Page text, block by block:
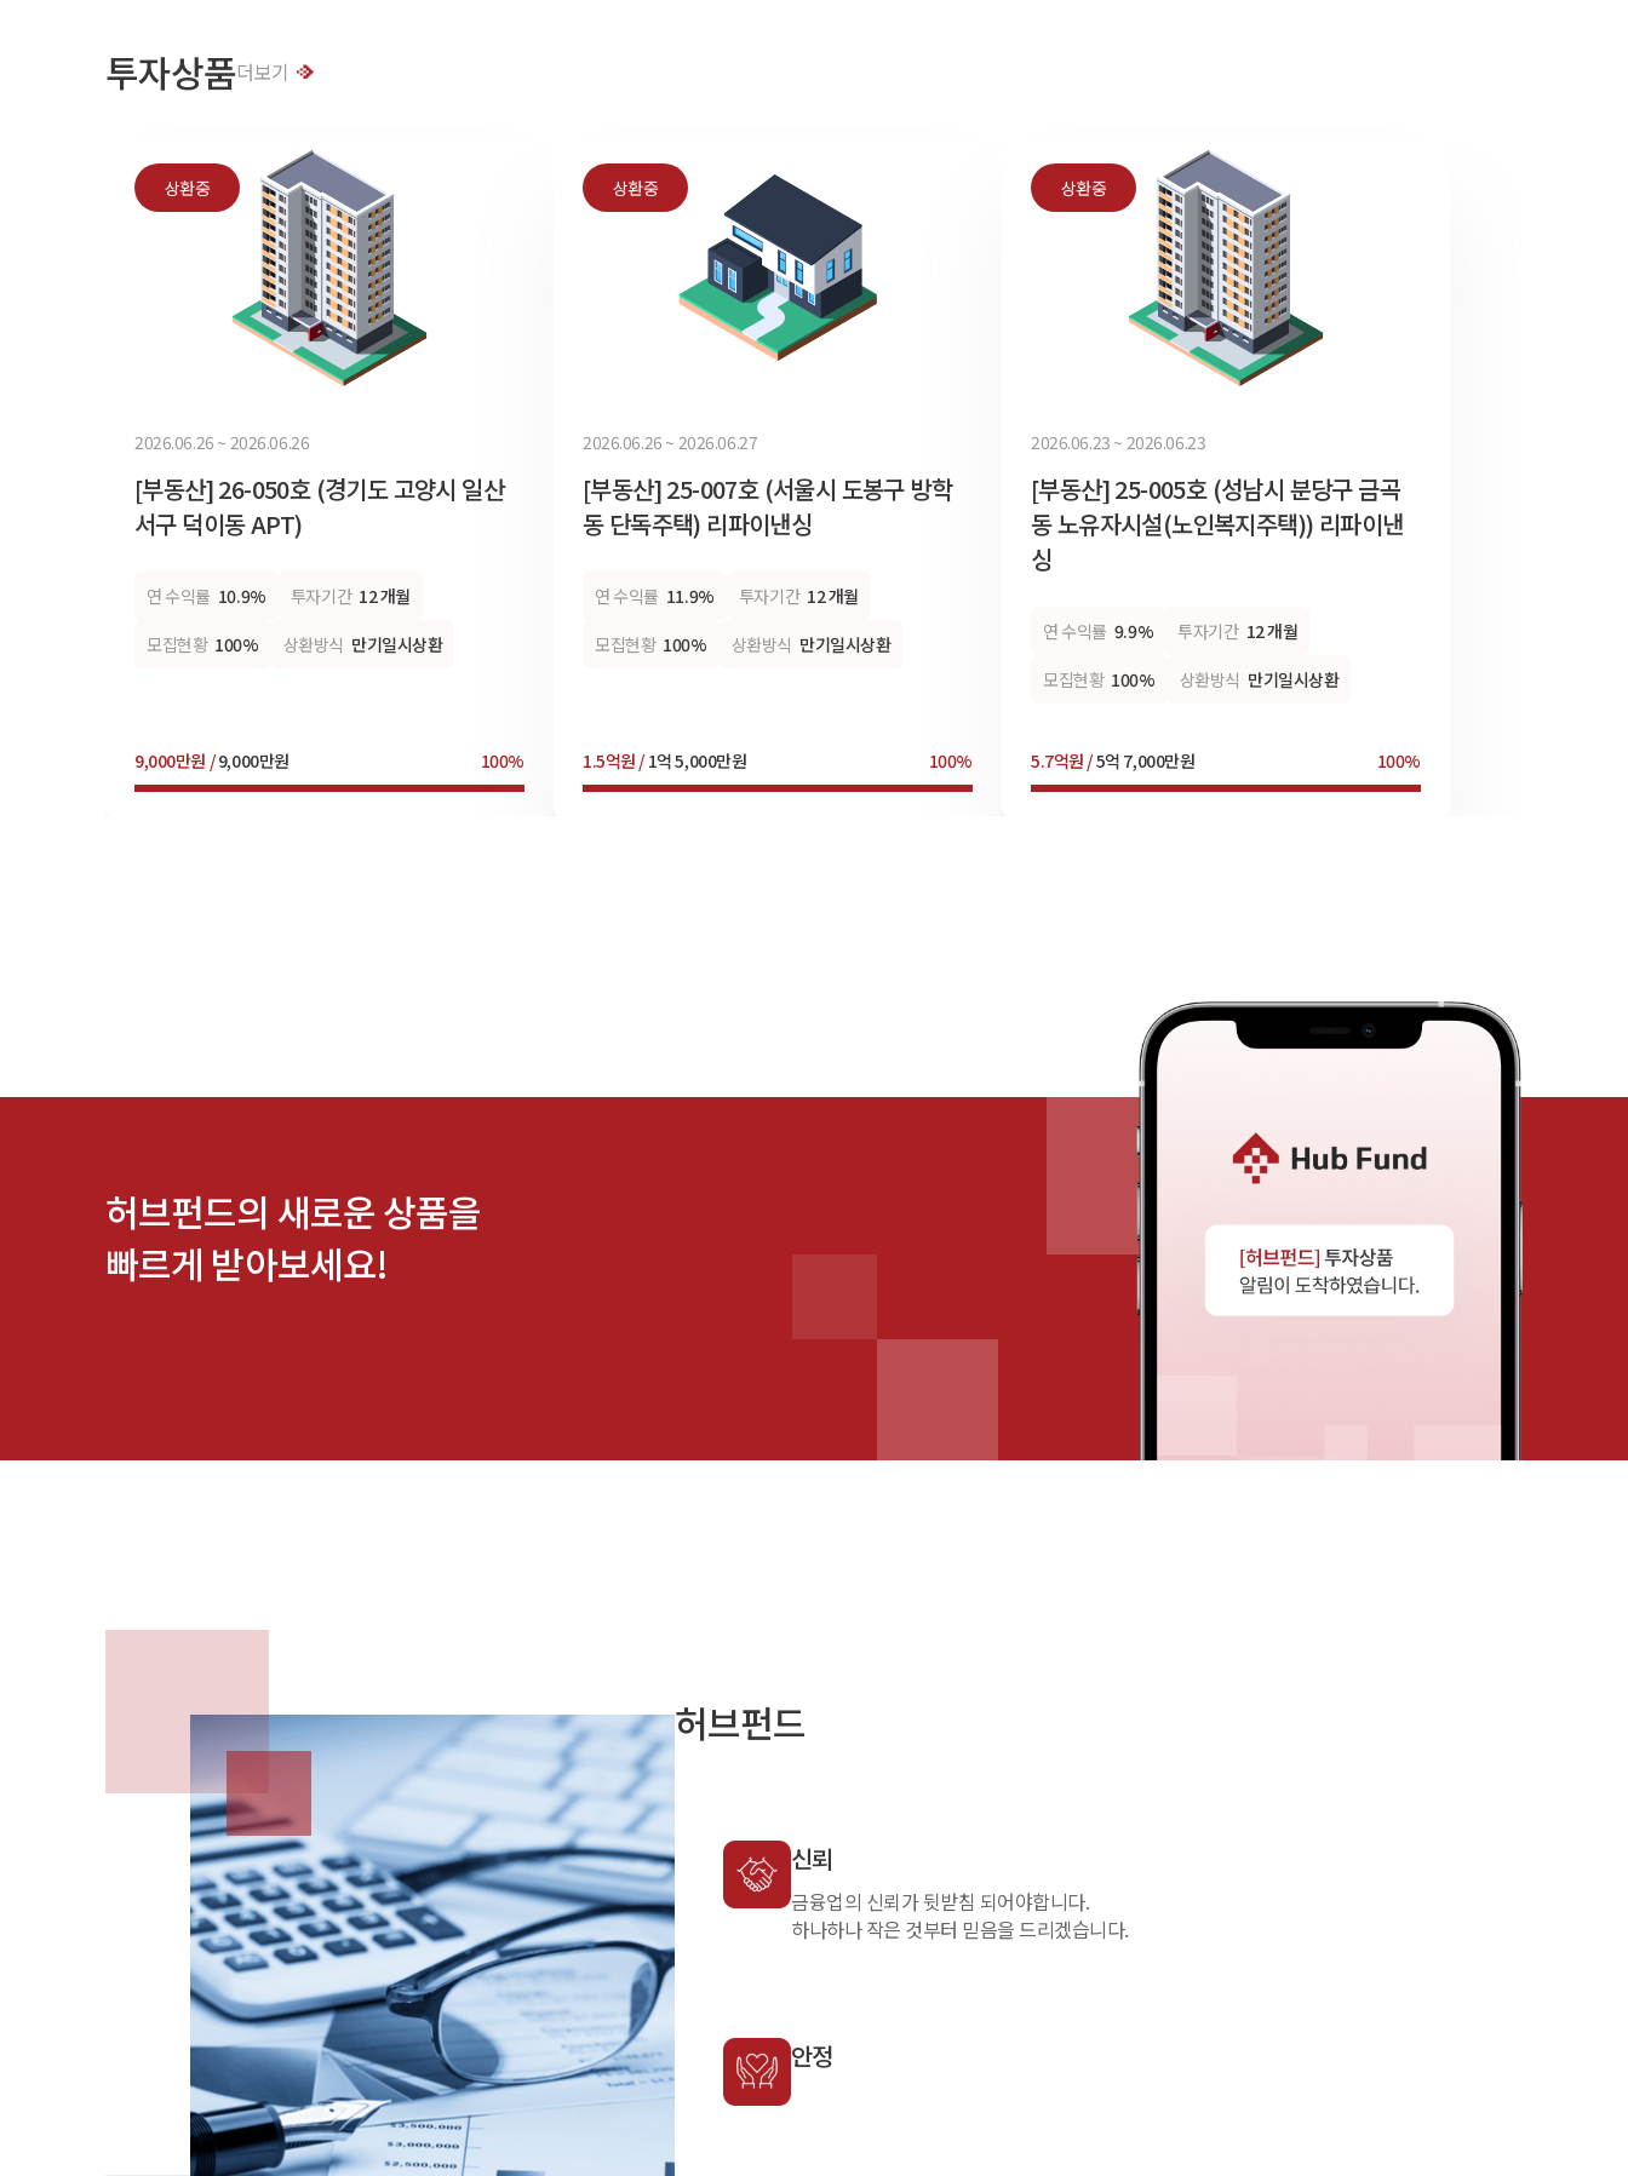
투자상품더보기
상환중
2026.06.26 ~ 2026.06.26
[부동산] 26-050호 (경기도 고양시 일산
서구 덕이동 APT)
연 수익률 10.9% 투자기간 12 개월
모집현황 100% 상환방식 만기일시상환
9,000만원 /9,000만원 100%
상환중
2026.06.26 ~ 2026.06.27
[부동산] 25-007호 (서울시 도봉구 방학
동 단독주택) 리파이낸싱
연 수익률 11.9% 투자기간 12 개월
모집현황 100% 상환방식 만기일시상환
1.5억원 / 1억 5,000만원 100%
상환중
2026.06.23 ~ 2026.06.23
[부동산] 25-005호 (성남시 분당구 금곡
동 노유자시설(노인복지주택)) 리파이낸
싱
연 수익률 9.9% 투자기간 12 개월
모집현황 100% 상환방식 만기일시상환
5.7억원 /5억 7,000만원 100%
허브펀드의 새로운 상품을
빠르게 받아보세요!
허브펀드
신뢰
금융업의 신뢰가 뒷받침 되어야합니다.
하나하나 작은 것부터 믿음을 드리겠습니다.
안정